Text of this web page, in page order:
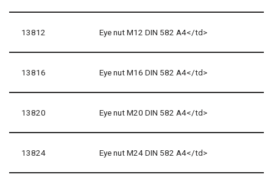
13812 Eye nut M12 DIN 582 A4</td>
13816 Eye nut M16 DIN 582 A4</td>
13820 Eye nut M20 DIN 582 A4</td>
13824 Eye nut M24 DIN 582 A4</td>